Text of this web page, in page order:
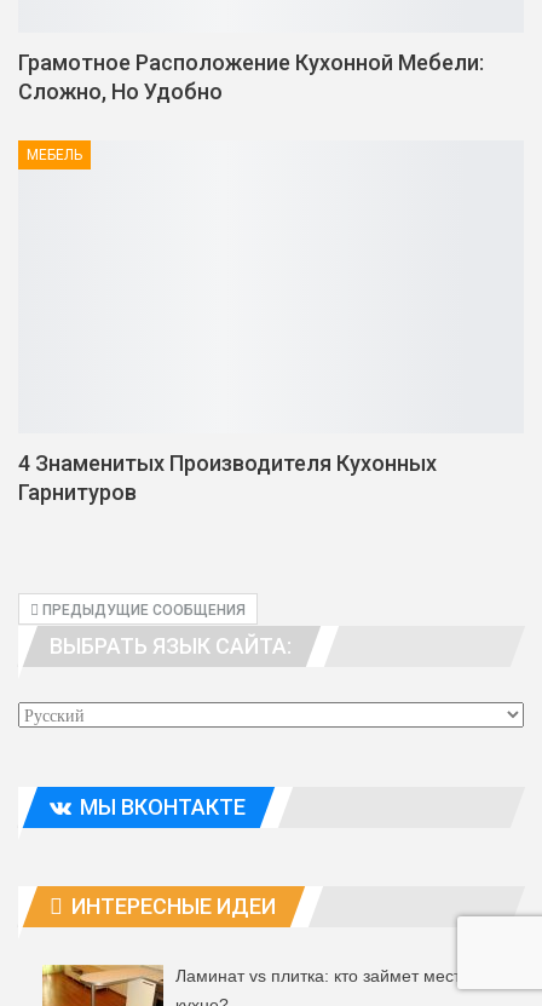
Грамотное Расположение Кухонной Мебели:
Сложно, Но Удобно
МЕБЕЛЬ
4 Знаменитых Производителя Кухонных
Гарнитуров
ПРЕДЫДУЩИЕ СООБЩЕНИЯ
ВЫБРАТЬ ЯЗЫК САЙТА:
МЫ ВКОНТАКТЕ
ИНТЕРЕСНЫЕ ИДЕИ
Ламинат vs плитка: кто займет место на